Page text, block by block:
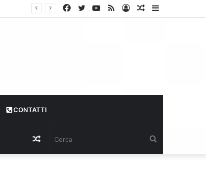
Articolo
Log
RSS
YouTube
Twitter
Facebook
CONTATTI
Articolo